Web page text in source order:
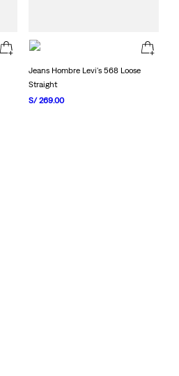
Jeans Hombre Levi's 568 Loose
Straight
S/ 269.00